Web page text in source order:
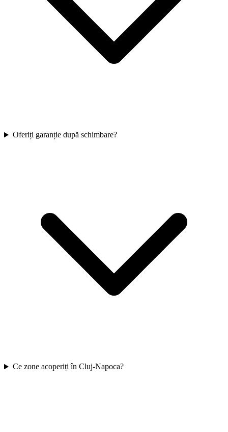
Oferiți garanție după schimbare?
Ce zone acoperiți în Cluj-Napoca?